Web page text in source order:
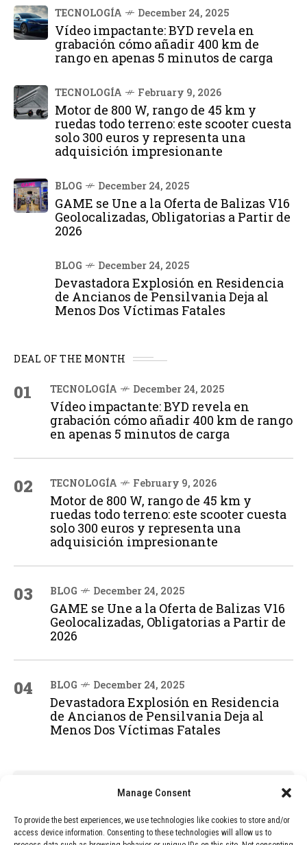
Manage Consent
To provide the best experiences, we use technologies like cookies to store and/or
access device information. Consenting to these technologies will allow us to
TECNOLOGÍA December 24, 2025
Vídeo impactante: BYD revela en
grabación cómo añadir 400 km de
rango en apenas 5 minutos de carga
TECNOLOGÍA February 9, 2026
Motor de 800 W, rango de 45 km y
ruedas todo terreno: este scooter cuesta
solo 300 euros y representa una
adquisición impresionante
BLOG December 24, 2025
GAME se Une a la Oferta de Balizas V16
Geolocalizadas, Obligatorias a Partir de
2026
BLOG December 24, 2025
Devastadora Explosión en Residencia
de Ancianos de Pensilvania Deja al
Menos Dos Víctimas Fatales
DEAL OF THE MONTH
01 TECNOLOGÍA December 24, 2025
Vídeo impactante: BYD revela en
grabación cómo añadir 400 km de rango
en apenas 5 minutos de carga
02 TECNOLOGÍA February 9, 2026
Motor de 800 W, rango de 45 km y
ruedas todo terreno: este scooter cuesta
solo 300 euros y representa una
adquisición impresionante
03 BLOG December 24, 2025
GAME se Une a la Oferta de Balizas V16
Geolocalizadas, Obligatorias a Partir de
2026
04 BLOG December 24, 2025
Devastadora Explosión en Residencia
de Ancianos de Pensilvania Deja al
Menos Dos Víctimas Fatales